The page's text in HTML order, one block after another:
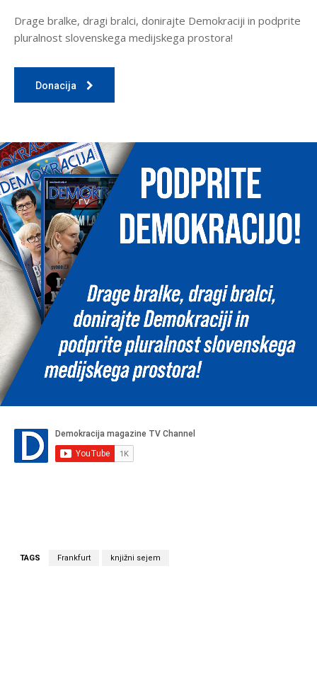
Drage bralke, dragi bralci, donirajte Demokraciji in podprite
pluralnost slovenskega medijskega prostora!
Donacija
TAGS Frankfurt knjižni sejem